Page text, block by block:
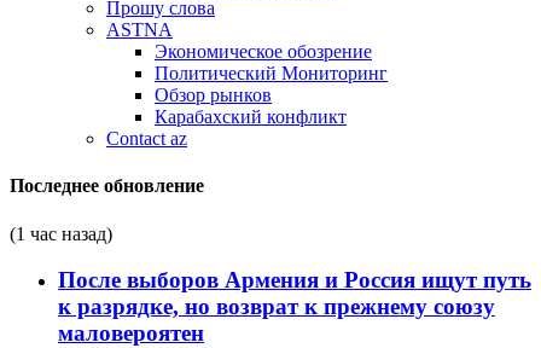
Прошу слова
ASTNA
Экономическое обозрение
Политический Мониторинг
Обзор рынков
Карабахский конфликт
Contact az
Последнее обновление
(1 час назад)
После выборов Армения и Россия ищут путь
к разрядке, но возврат к прежнему союзу
маловероятен